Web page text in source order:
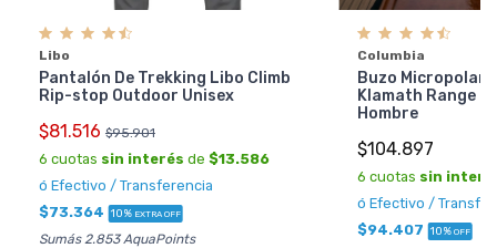
Libo
Pantalón De Trekking Libo Climb
Rip-stop Outdoor Unisex
$81.516 $95.901
6 cuotas sin interés de $13.586
ó Efectivo / Transferencia
$73.364 10% EXTRA OFF
Sumás 2.853 AquaPoints
Columbia
Buzo Micropolar
Klamath Range 2
Hombre
$104.897
6 cuotas sin
ó Efectivo /
$94.407 10% OFF